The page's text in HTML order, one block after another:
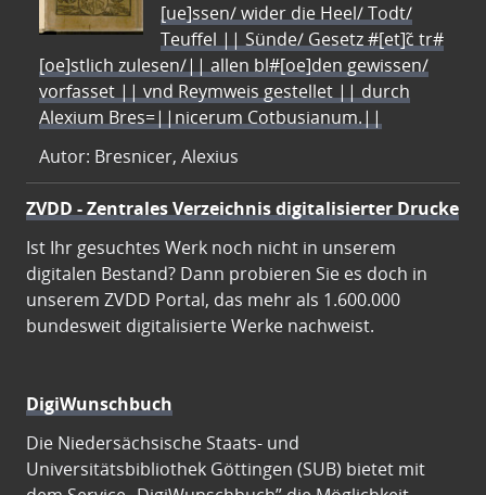
[ue]ssen/ wider die Heel/ Todt/
Teuffel || Sünde/ Gesetz #[et]c̃ tr#
[oe]stlich zulesen/|| allen bl#[oe]den gewissen/
vorfasset || vnd Reymweis gestellet || durch
Alexium Bres=||nicerum Cotbusianum.||
Autor: Bresnicer, Alexius
ZVDD - Zentrales Verzeichnis digitalisierter Drucke
Ist Ihr gesuchtes Werk noch nicht in unserem
digitalen Bestand? Dann probieren Sie es doch in
unserem ZVDD Portal, das mehr als 1.600.000
bundesweit digitalisierte Werke nachweist.
DigiWunschbuch
Die Niedersächsische Staats- und
Universitätsbibliothek Göttingen (SUB) bietet mit